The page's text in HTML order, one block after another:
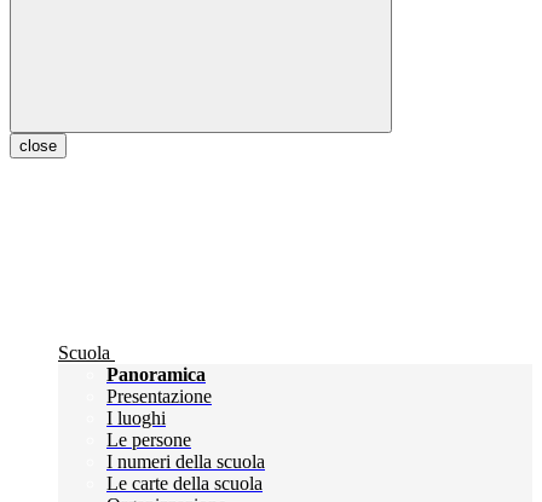
close
Scuola
Panoramica
Presentazione
I luoghi
Le persone
I numeri della scuola
Le carte della scuola